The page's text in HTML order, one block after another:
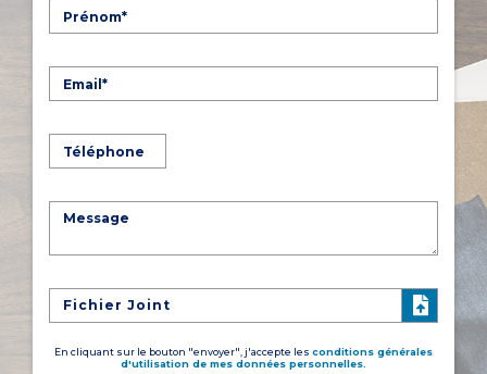
Fichier Joint
En cliquant sur le bouton "envoyer", j'accepte les conditions générales
d'utilisation de mes données personnelles.